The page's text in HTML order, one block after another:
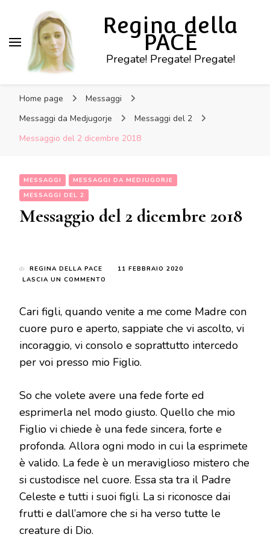
Regina della
PACE
Pregate! Pregate! Pregate!
Home page
Messaggi
Messaggi da Medjugorje
Messaggi del 2
Messaggio del 2 dicembre 2018
MESSAGGI
MESSAGGI DA MEDJUGORJE
MESSAGGI DEL 2
Messaggio del 2 dicembre 2018
di REGINA DELLA PACE
11 FEBBRAIO 2020
LASCIA UN COMMENTO
2
2018
Cari figli, quando venite a me come Madre con
cuore puro e aperto, sappiate che vi ascolto, vi
incoraggio, vi consolo e soprattutto intercedo
per voi presso mio Figlio.
So che volete avere una fede forte ed
esprimerla nel modo giusto. Quello che mio
Figlio vi chiede è una fede sincera, forte e
profonda. Allora ogni modo in cui la esprimete
è valido. La fede è un meraviglioso mistero che
si custodisce nel cuore. Essa sta tra il Padre
Celeste e tutti i suoi figli. La si riconosce dai
frutti e dall’amore che si ha verso tutte le
creature di Dio.